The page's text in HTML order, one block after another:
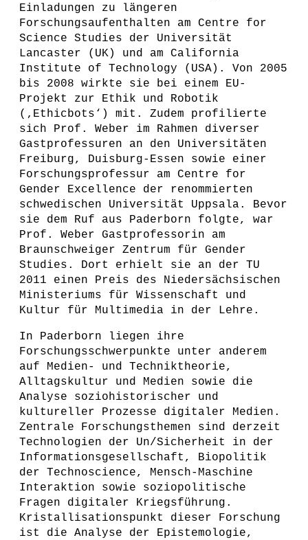
Einladungen zu längeren
Forschungsaufenthalten am Centre for
Science Studies der Universität
Lancaster (UK) und am California
Institute of Technology (USA). Von 2005
bis 2008 wirkte sie bei einem EU-
Projekt zur Ethik und Robotik
(‚Ethicbots‘) mit. Zudem profilierte
sich Prof. Weber im Rahmen diverser
Gastprofessuren an den Universitäten
Freiburg, Duisburg-Essen sowie einer
Forschungsprofessur am Centre for
Gender Excellence der renommierten
schwedischen Universität Uppsala. Bevor
sie dem Ruf aus Paderborn folgte, war
Prof. Weber Gastprofessorin am
Braunschweiger Zentrum für Gender
Studies. Dort erhielt sie an der TU
2011 einen Preis des Niedersächsischen
Ministeriums für Wissenschaft und
Kultur für Multimedia in der Lehre.
In Paderborn liegen ihre
Forschungsschwerpunkte unter anderem
auf Medien- und Techniktheorie,
Alltagskultur und Medien sowie die
Analyse soziohistorischer und
kultureller Prozesse digitaler Medien.
Zentrale Forschungsthemen sind derzeit
Technologien der Un/Sicherheit in der
Informationsgesellschaft, Biopolitik
der Technoscience, Mensch-Maschine
Interaktion sowie soziopolitische
Fragen digitaler Kriegsführung.
Kristallisationspunkt dieser Forschung
ist die Analyse der Epistemologie,